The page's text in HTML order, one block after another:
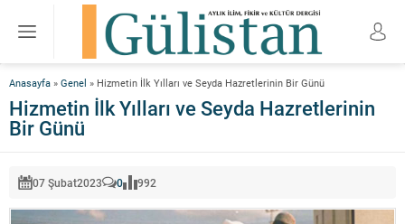
Anasayfa » Genel » Hizmetin İlk Yılları ve Seyda Hazretlerinin Bir Günü
Hizmetin İlk Yılları ve Seyda Hazretlerinin
Bir Günü
07 Şubat2023 0 992